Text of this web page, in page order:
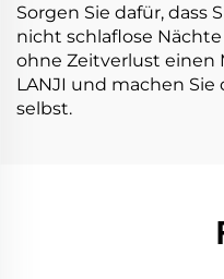
Sorgen Sie dafür, dass
nicht schlaflose
ohne Zeitverlust einen
LANJI und machen
selbst.